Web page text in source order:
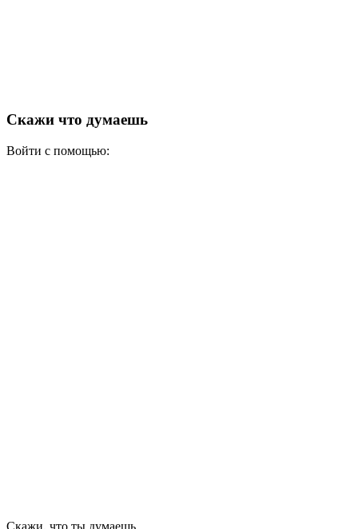
Скажи что думаешь
Войти с помощью:
Скажи, что ты думаешь